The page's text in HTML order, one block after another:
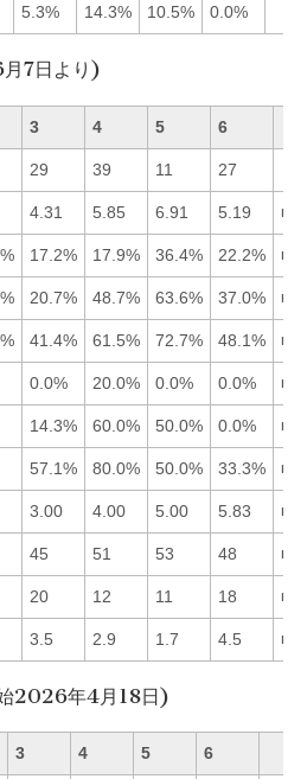
5.3% 14.3% 10.5% 0.0%
7日より)
3 4 5 6
29 39 11 27
4.31 5.85 6.91 5.19
17.2% 17.9% 36.4% 22.2%
20.7% 48.7% 63.6% 37.0%
41.4% 61.5% 72.7% 48.1%
0.0% 20.0% 0.0% 0.0%
14.3% 60.0% 50.0% 0.0%
57.1% 80.0% 50.0% 33.3%
3.00 4.00 5.00 5.83
45 51 53 48
20 12 11 18
3.5 2.9 1.7 4.5
2026年4月18日)
3 4 5 6